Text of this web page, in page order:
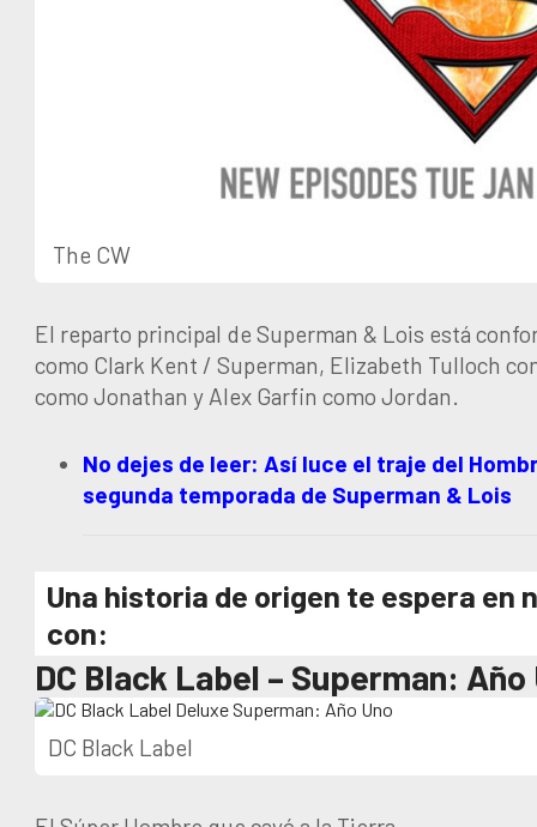
The CW
El reparto principal de Superman & Lois está
como Clark Kent / Superman, Elizabeth Tulloch
como Jonathan y Alex Garfin como Jordan.
No dejes de leer: Así luce el traje del
segunda temporada de Superman & Lois
Una historia de origen te espera en
con:
DC Black Label – Superman: Año
DC Black Label